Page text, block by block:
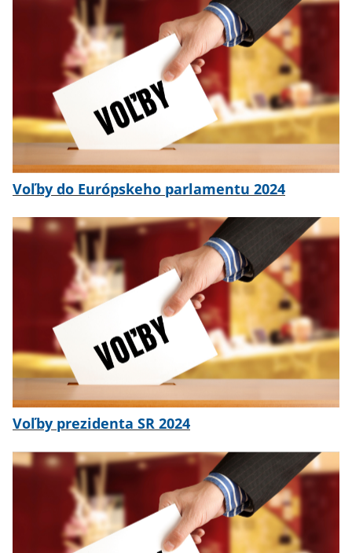
Voľby do Európskeho parlamentu 2024
Voľby prezidenta SR 2024